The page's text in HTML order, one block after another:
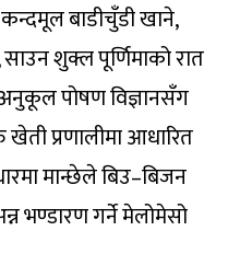
बाडीचुँडी खाने,
शुक्ल पूर्णिमाको रात
पोषण विज्ञानसँग
प्रणालीमा आधारित
मान्छेले बिउ–बिजन
भण्डारण गर्ने मेलोमेसो